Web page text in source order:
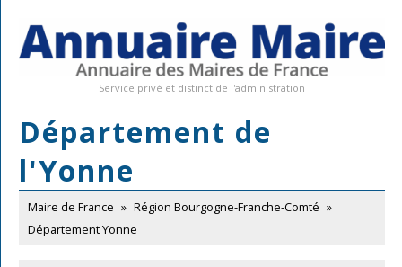
Service privé et distinct de l'administration
Département de
l'Yonne
Maire de France » Région Bourgogne-Franche-Comté »
Département Yonne